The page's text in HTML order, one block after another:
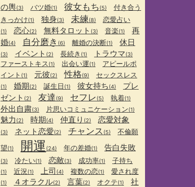
の輿(3) バツ婚(1) 彼女もち (5)
付き合う
きっかけ(1) 独身(3) 未練(8) 恋愛占い
(1) 恋心(2) 無料タロット (3) 音楽(1)
再
婚(4) 自分磨き (6) 離婚の決断(1) 休日
(3) イベント (2) 長続き (1) トラウマ(3)
ファーストキス (1) 出会い運(1)
アピールポ
イント (1) 元彼(2) 性格(9) セックスレス
(1) 婚期(2) 誕生日 (1) 彼女持ち (4)
プレ
ゼント (2) 友達 (9) セフレ (5) 執着(1)
外出自粛(3) 片思いコミュニケーション(1)
魅力 (2) 時期(4) 仲直り (2) 恋愛対象
(3) ネット恋愛(2) チャンス (5)
不倫願
望(1) 開運 (24) 年の差婚(1) 告白失敗
(3) 冷たい(1) 恋敵(3) 成功率(1) 子持ち
(1) 近況 (1) 上司 (4) 複数の恋(1) 愛され度
(1) ４オラクル(2) 言葉(2) オクテ(1)
社